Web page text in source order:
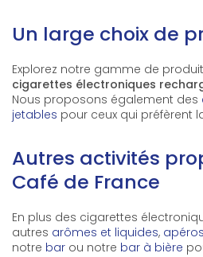
Un large choix de
Explorez notre gamme de
cigarettes électroniques
Nous proposons également des
jetables pour ceux qui préfèrent
Autres activités
Café de France
En plus des cigarettes
autres arômes et liquides,
notre bar ou notre bar à bière